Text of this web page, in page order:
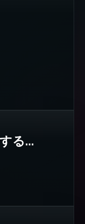
る...
Twitter
on Mastodon